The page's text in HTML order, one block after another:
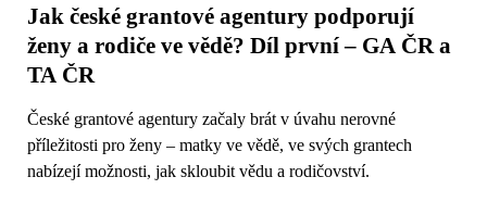
Jak české grantové agentury podporují
ženy a rodiče ve vědě? Díl první – GA ČR a
TA ČR
České grantové agentury začaly brát v úvahu nerovné
příležitosti pro ženy – matky ve vědě, ve svých grantech
nabízejí možnosti, jak skloubit vědu a rodičovství.